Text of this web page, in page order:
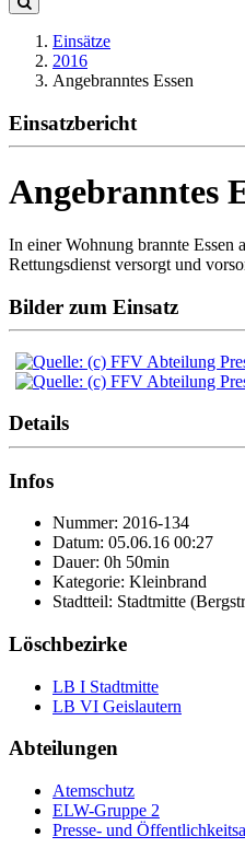
Einsätze
2016
Angebranntes Essen
Einsatzbericht
Angebranntes
In einer Wohnung brannte Essen
Rettungsdienst versorgt und
Bilder zum Einsatz
Details
Infos
Nummer: 2016-134
Datum: 05.06.16 00:27
Dauer: 0h 50min
Kategorie: Kleinbrand
Stadtteil: Stadtmitte
Löschbezirke
LB I Stadtmitte
LB VI Geislautern
Abteilungen
Atemschutz
ELW-Gruppe 2
Presse- und